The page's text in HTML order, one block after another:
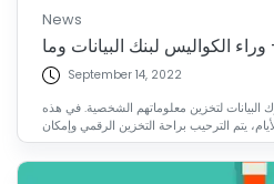
News
September 14, 2022
البيانات لتخزين معلوماتهم الشخصية. في هذه